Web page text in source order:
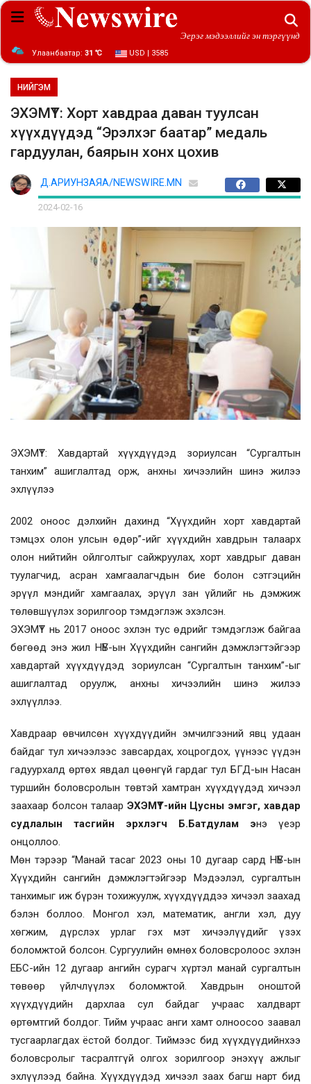
Эерэг мэдээллийг эн тэргүүнд
Улаанбаатар: 31 ℃ USD | 3585
НИЙГЭМ
ЭХЭМҮТ: Хорт хавдраа даван туулсан
хүүхдүүдэд “Эрэлхэг баатар” медаль
гардуулан, баярын хонх цохив
Д.АРИУНЗАЯА/NEWSWIRE.MN
2024-02-16
ЭХЭМҮТ: Хавдартай хүүхдүүдэд зориулсан “Сургалтын
танхим” ашиглалтад орж, анхны хичээлийн шинэ жилээ
эхлүүлээ
2002 оноос дэлхийн дахинд “Хүүхдийн хорт хавдартай
тэмцэх олон улсын өдөр”-ийг хүүхдийн хавдрын талаарх
олон нийтийн ойлголтыг сайжруулах, хорт хавдрыг даван
туулагчид, асран хамгаалагчдын бие болон сэтгэцийн
эрүүл мэндийг хамгаалах, эрүүл зан үйлийг нь дэмжиж
төлөвшүүлэх зорилгоор тэмдэглэж эхэлсэн.
ЭХЭМҮТ нь 2017 оноос эхлэн тус өдрийг тэмдэглэж байгаа
бөгөөд энэ жил НҮБ-ын Хүүхдийн сангийн дэмжлэгтэйгээр
хавдартай хүүхдүүдэд зориулсан “Сургалтын танхим”-ыг
ашиглалтад оруулж, анхны хичээлийн шинэ жилээ
эхлүүллээ.
Хавдраар өвчилсөн хүүхдүүдийн эмчилгээний явц удаан
байдаг тул хичээлээс завсардах, хоцрогдох, үүнээс үүдэн
гадуурхалд өртөх явдал цөөнгүй гардаг тул БГД-ын Насан
туршийн боловсролын төвтэй хамтран хүүхдүүдэд хичээл
заахаар болсон талаар ЭХЭМҮТ-ийн Цусны эмгэг, хавдар
судлалын тасгийн эрхлэгч Б.Батдулам энэ үеэр
онцоллоо.
Мөн тэрээр “Манай тасаг 2023 оны 10 дугаар сард НҮБ-ын
Хүүхдийн сангийн дэмжлэгтэйгээр Мэдээлэл, сургалтын
танхимыг иж бүрэн тохижуулж, хүүхдүүддээ хичээл заахад
бэлэн боллоо. Монгол хэл, математик, англи хэл, дуу
хөгжим, дүрслэх урлаг гэх мэт хичээлүүдийг үзэх
боломжтой болсон. Сургуулийн өмнөх боловсролоос эхлэн
ЕБС-ийн 12 дугаар ангийн сурагч хүртэл манай сургалтын
төвөөр үйлчлүүлэх боломжтой. Хавдрын оноштой
хүүхдүүдийн дархлаа сул байдаг учраас халдварт
өртөмтгий болдог. Тийм учраас анги хамт олноосоо заавал
тусгаарлагдах ёстой болдог. Тиймээс бид хүүхдүүдийнхээ
боловсролыг тасралтгүй олгох зорилгоор энэхүү ажлыг
эхлүүлээд байна. Хүүхдүүдэд хичээл заах багш нарт бид